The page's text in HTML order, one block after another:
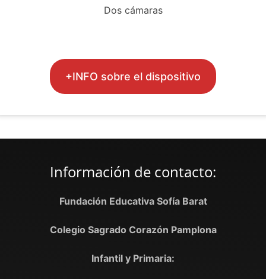
Dos cámaras
+INFO sobre el dispositivo
Información de contacto:
Fundación Educativa Sofía Barat
Colegio Sagrado Corazón Pamplona
Infantil y Primaria: